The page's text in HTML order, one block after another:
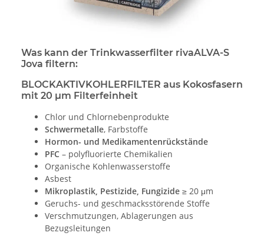
Was kann der Trinkwasserfilter rivaALVA-S
Jova filtern:
BLOCKAKTIVKOHLERFILTER aus Kokosfasern
mit 20 μm Filterfeinheit
Chlor und Chlornebenprodukte
Schwermetalle, Farbstoffe
Hormon- und Medikamentenrückstände
PFC – polyfluorierte Chemikalien
Organische Kohlenwasserstoffe
Asbest
Mikroplastik, Pestizide, Fungizide ≥ 20 μm
Geruchs- und geschmacksstörende Stoffe
Verschmutzungen, Ablagerungen aus
Bezugsleitungen